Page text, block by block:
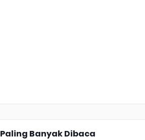
Paling Banyak Dibaca